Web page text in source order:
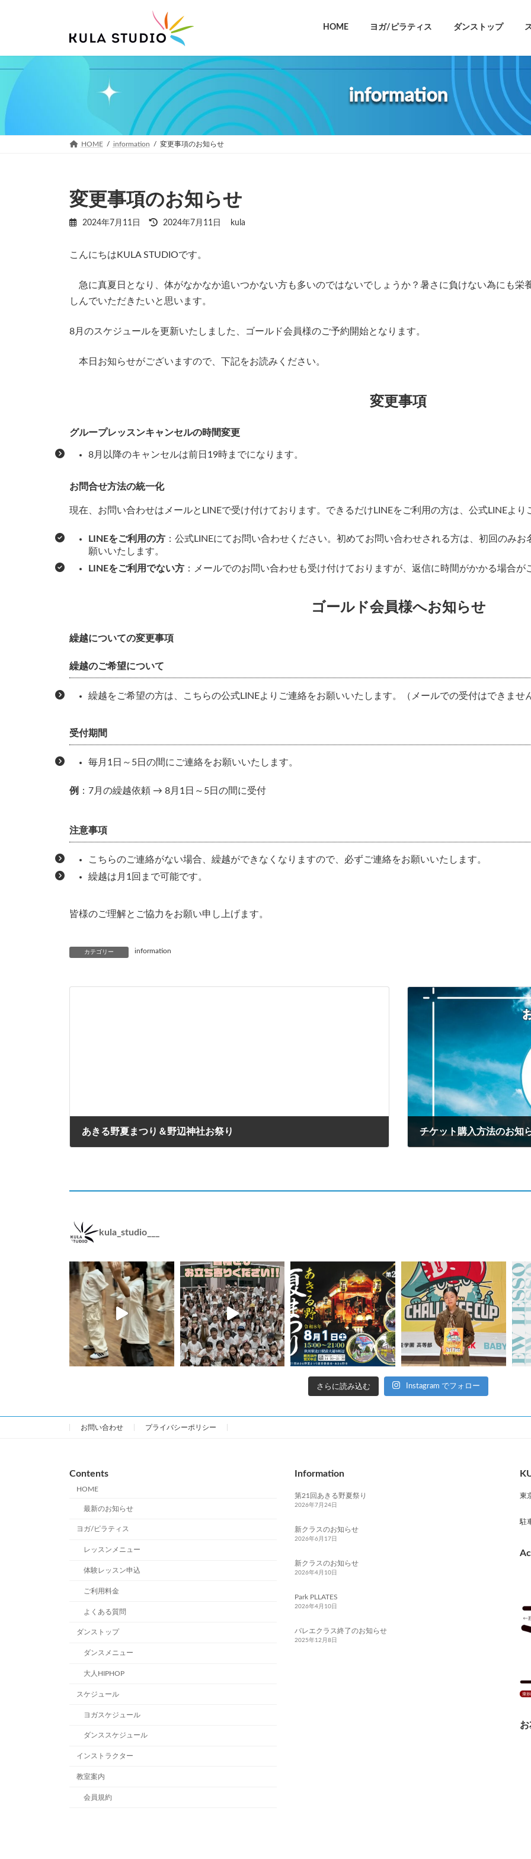
ツ
へ
ッ
シ
ョ
移
HOME ヨガ/ピラティス ダンストップ
information
HOME information 変更事項のお知らせ
変更事項のお知らせ
2024年7月11日
最
新
:
2024年7月11日 kula
こんにちはKULA STUDIOです。
急に真夏日となり、体がなかなか追いつかない方も多いのではないでしょうか？暑さに負けない為にも栄
しんでいただきたいと思います。
8月のスケジュールを更新いたしました、ゴールド会員様のご予約開始となります。
本日お知らせがございますので、下記をお読みください。
変更事項
グループレッスンキャンセルの時間変更
8月以降のキャンセルは前日19時までになります。
お問合せ方法の統一化
現在、お問い合わせはメールとLINEで受け付けております。できるだけLINEをご利用の方は、公式LINEよ
LINEをご利用の方 ：公式LINEにてお問い合わせください。初めてお問い合わせされる方は、初回のみ
願いいたします。
LINEをご利用でない方 ：メールでのお問い合わせも受け付けておりますが、返信に時間がかかる場合
ゴールド会員様へお知らせ
繰越についての変更事項
繰越のご希望について
繰越をご希望の方は、こちらの公式LINEよりご連絡をお願いいたします。（メールでの受付はできませ
受付期間
毎月1日～5日の間にご連絡をお願いいたします。
例 ：7月の繰越依頼 → 8月1日～5日の間に受付
注意事項
こちらのご連絡がない場合、繰越ができなくなりますので、必ずご連絡をお願いいたします。
繰越は月1回まで可能です。
皆様のご理解とご協力をお願い申し上げます。
カテゴリー information
あきる野夏まつり＆野辺神社お祭り チケット購入方法のお知
kula_studio___
さらに読み込む Instagram でフォロー
お問い合わせ プライバシーポリシー
Contents
HOME
最新のお知らせ
ヨガ/ピラティス
レッスンメニュー
体験レッスン申込
ご利用料金
よくある質問
ダンストップ
ダンスメニュー
大人HIPHOP
スケジュール
ヨガスケジュール
ダンススケジュール
インストラクター
教室案内
会員規約
Information
第21回あきる野夏祭り
2026年7月24日
新クラスのお知らせ
2026年6月17日
新クラスのお知らせ
2026年4月10日
Park PLLATES
2026年4月10日
バレエクラス終了のお知らせ
2025年12月8日
東
駐